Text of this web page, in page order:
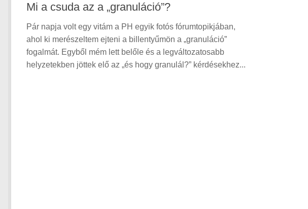
Mi a csuda az a „granuláció”?
Pár napja volt egy vitám a PH egyik fotós fórumtopikjában,
ahol ki merészeltem ejteni a billentyűmön a „granuláció”
fogalmát. Egyből mém lett belőle és a legváltozatosabb
helyzetekben jöttek elő az „és hogy granulál?” kérdésekhez...